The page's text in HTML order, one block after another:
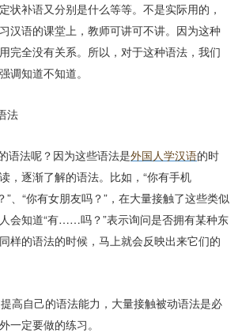
状补语又分别是什么等等。不是实际用的，
汉语的课堂上，教师可讲可不讲。因为这种
完全没有关系。所以，对于这种语法，我们
调知道不知道。
法
语法呢？因为这些语法是外国人学汉语的时
，逐渐了解的语法。比如， “你有手机
”、 “你有女朋友吗？” ，在大量接触了这些类似
会知道“有……吗？”表示询问是否拥有某种东
样的语法的时候，马上就会反映出来它们的
高自己的语法能力，大量接触被动语法是必
一定要做的练习。